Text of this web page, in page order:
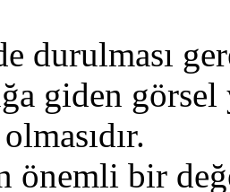
durulması
giden görsel
önemli bir